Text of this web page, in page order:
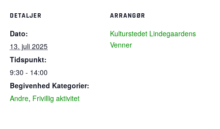
DETALJER
Dato:
13. juli 2025
Tidspunkt:
9:30 - 14:00
Begivenhed Kategorier:
Andre, Frivillig aktivitet
ARRANGØR
Kulturstedet Lindegaardens
Venner